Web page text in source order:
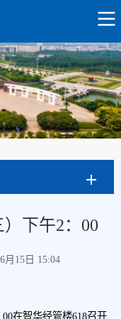
下午2：00
月15日 15:04
在智华经管楼618召开